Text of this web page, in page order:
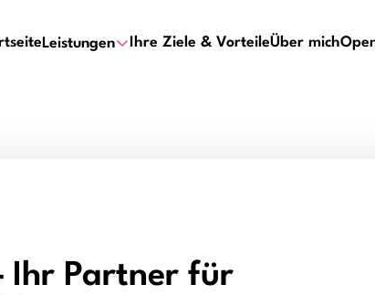
Leistungen Ihre Ziele & VorteileÜber mich
Ihr Partner für